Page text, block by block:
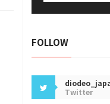
FOLLOW
Twitter